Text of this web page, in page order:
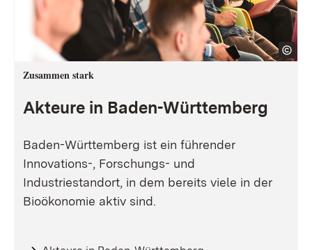
Zusammen stark
Akteure in Baden-Württemberg
Baden-Württemberg ist ein führender
Innovations-, Forschungs- und
Industriestandort, in dem bereits viele in der
Bioökonomie aktiv sind.